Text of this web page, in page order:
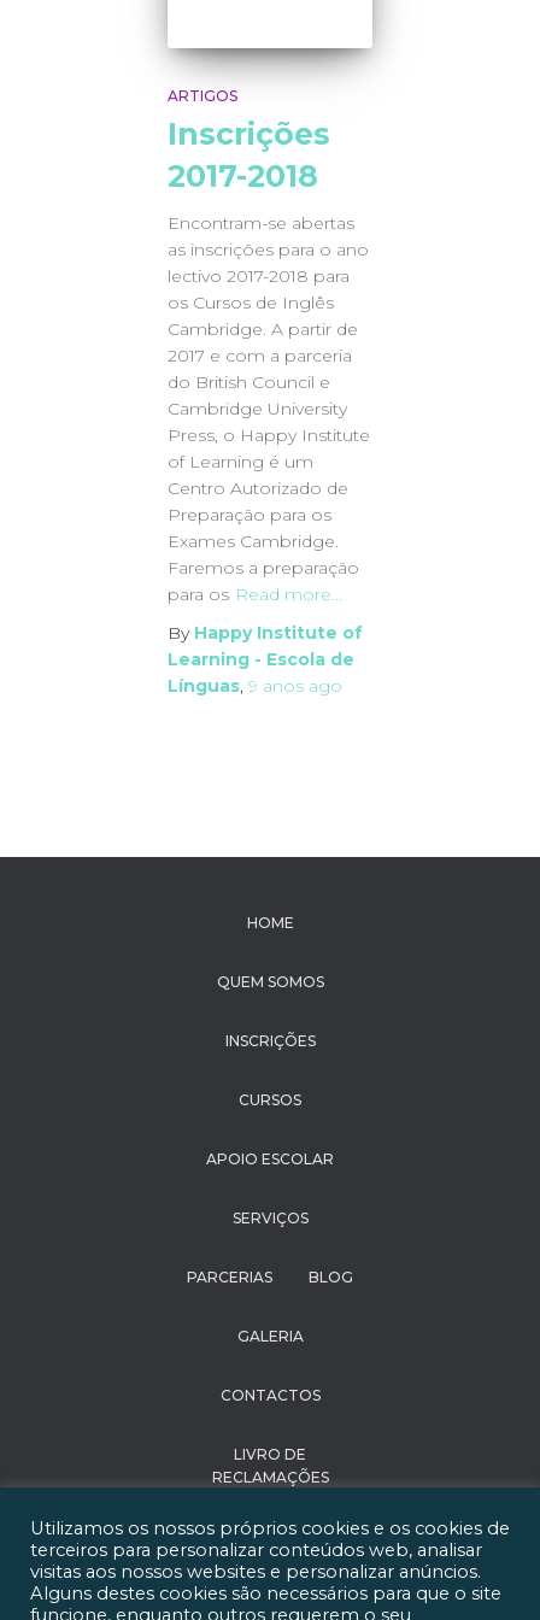
ARTIGOS
Inscrições
2017-2018
Encontram-se abertas
as inscrições para o ano
lectivo 2017-2018 para
os Cursos de Inglês
Cambridge. A partir de
2017 e com a parceria
do British Council e
Cambridge University
Press, o Happy Institute
of Learning é um
Centro Autorizado de
Preparação para os
Exames Cambridge.
Faremos a preparação
para os Read more…
By Happy Institute of
Learning - Escola de
Línguas, 9 anos ago
HOME
QUEM SOMOS
INSCRIÇÕES
CURSOS
APOIO ESCOLAR
SERVIÇOS
PARCERIAS BLOG
GALERIA
CONTACTOS
LIVRO DE
RECLAMAÇÕES
POLÍTICA DE
PRIVACIDADE
Utilizamos os nossos próprios cookies e os cookies de
terceiros para personalizar conteúdos web, analisar
visitas aos nossos websites e personalizar anúncios.
Alguns destes cookies são necessários para que o site
funcione, enquanto outros requerem o seu